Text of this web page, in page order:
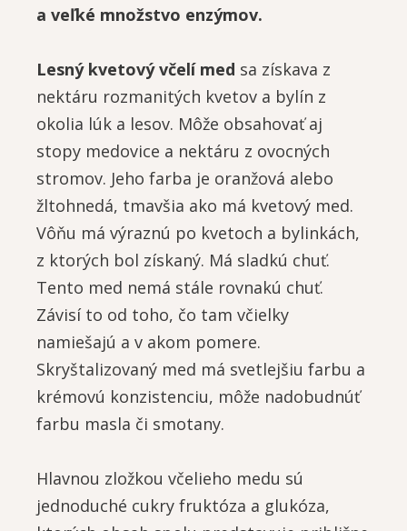
a veľké množstvo enzýmov.
Lesný kvetový včelí med sa získava z
nektáru rozmanitých kvetov a bylín z
okolia lúk a lesov. Môže obsahovať aj
stopy medovice a nektáru z ovocných
stromov. Jeho farba je oranžová alebo
žltohnedá, tmavšia ako má kvetový med.
Vôňu má výraznú po kvetoch a bylinkách,
z ktorých bol získaný. Má sladkú chuť.
Tento med nemá stále rovnakú chuť.
Závisí to od toho, čo tam včielky
namiešajú a v akom pomere.
Skryštalizovaný med má svetlejšiu farbu a
krémovú konzistenciu, môže nadobudnúť
farbu masla či smotany.
Hlavnou zložkou včelieho medu sú
jednoduché cukry fruktóza a glukóza,